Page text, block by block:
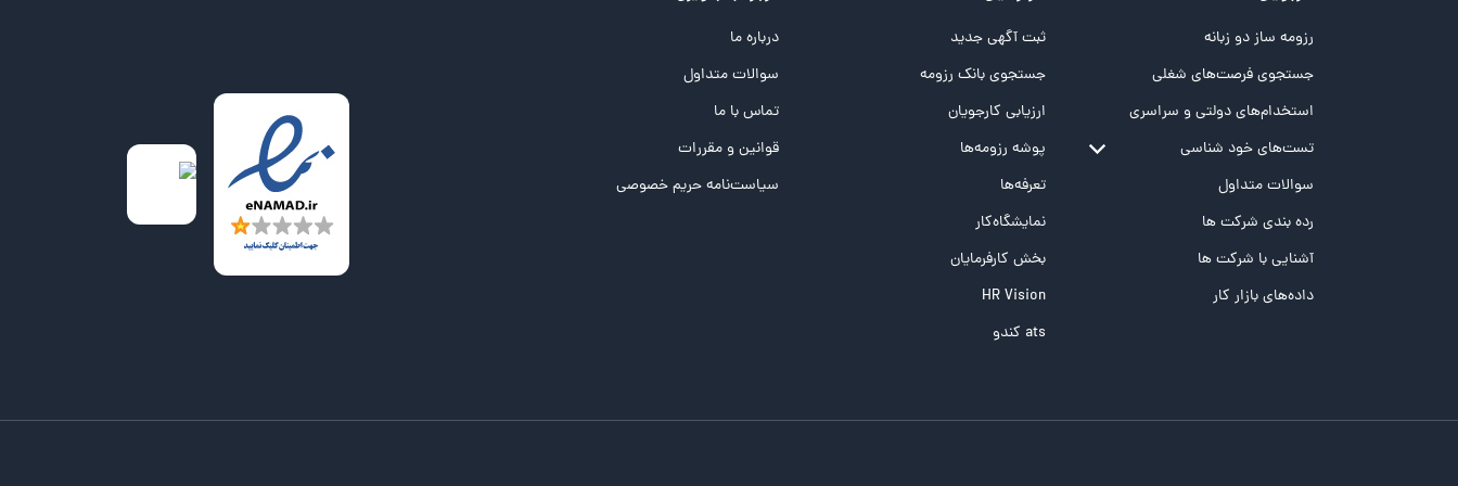
رزومه ساز دو زبانه
جستجوی فرصت‌های شغلی
استخدام‌های دولتی و سراسری
تست‌های خود شناسی
تست MBTI
تست تیپ سنجی شغلی Holland
تست NEO
تست هوش های چندگانه
سوالات متداول
رده بندی شرکت ها
آشنایی با شرکت ها
داده‌های بازار کار
ثبت آگهی جدید
جستجوی بانک رزومه
ارزیابی کارجویان
پوشه‌‌ رزومه‌ها
تعرفه‌ها
نمایشگاه‌کار
بخش کارفرمایان
HR Vision
ats کندو
درباره ما
سوالات متداول
تماس با ما
قوانین و مقررات
سیاست‌نامه حریم خصوصی